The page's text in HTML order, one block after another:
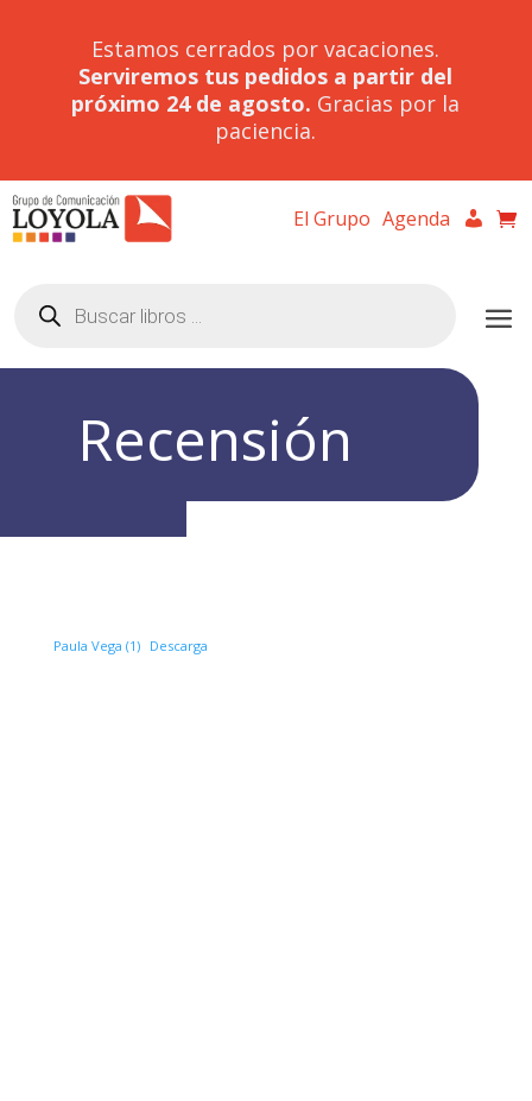
Estamos cerrados por vacaciones.
Serviremos tus pedidos a partir del
próximo 24 de agosto. Gracias por la
paciencia.
El Grupo Agenda
productos
Recensión
Paula Vega (1) Descarga